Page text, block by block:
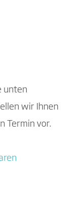
unten
wir Ihnen
Termin vor.